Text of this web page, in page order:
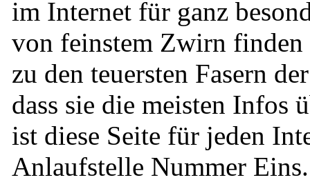
im Internet für ganz
von feinstem Zwirn
zu den teuersten Fasern
dass sie die meisten Infos
ist diese Seite für jeden
Anlaufstelle Nummer